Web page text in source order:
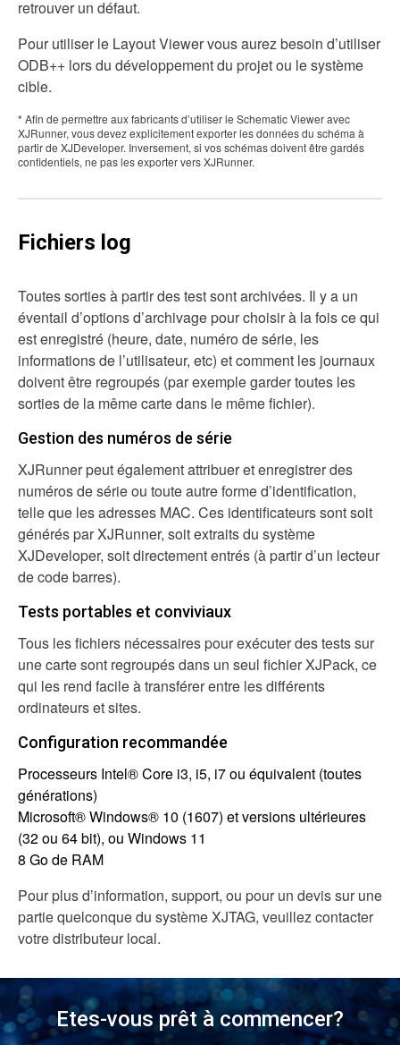
retrouver un défaut.
Pour utiliser le Layout Viewer vous aurez besoin d’utiliser
ODB++ lors du développement du projet ou le système
cible.
* Afin de permettre aux fabricants d’utiliser le Schematic Viewer avec
XJRunner, vous devez explicitement exporter les données du schéma à
partir de XJDeveloper. Inversement, si vos schémas doivent être gardés
confidentiels, ne pas les exporter vers XJRunner.
Fichiers log
Toutes sorties à partir des test sont archivées. Il y a un
éventail d’options d’archivage pour choisir à la fois ce qui
est enregistré (heure, date, numéro de série, les
informations de l’utilisateur, etc) et comment les journaux
doivent être regroupés (par exemple garder toutes les
sorties de la même carte dans le même fichier).
Gestion des numéros de série
XJRunner peut également attribuer et enregistrer des
numéros de série ou toute autre forme d’identification,
telle que les adresses MAC. Ces identificateurs sont soit
générés par XJRunner, soit extraits du système
XJDeveloper, soit directement entrés (à partir d’un lecteur
de code barres).
Tests portables et conviviaux
Tous les fichiers nécessaires pour exécuter des tests sur
une carte sont regroupés dans un seul fichier XJPack, ce
qui les rend facile à transférer entre les différents
ordinateurs et sites.
Configuration recommandée
Processeurs Intel® Core i3, i5, i7 ou équivalent (toutes
générations)
Microsoft® Windows® 10 (1607) et versions ultérieures
(32 ou 64 bit), ou Windows 11
8 Go de RAM
Pour plus d’information, support, ou pour un devis sur une
partie quelconque du système XJTAG, veuillez contacter
votre distributeur local.
Etes-vous prêt à commencer?